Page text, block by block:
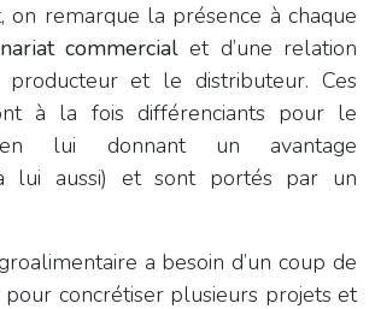
on remarque la présence à chaque
commercial et d’une relation
et le distributeur. Ces
à la fois différenciants pour le
lui donnant un avantage
lui aussi) et sont portés par un
a besoin d’un coup de
pour concrétiser plusieurs projets et